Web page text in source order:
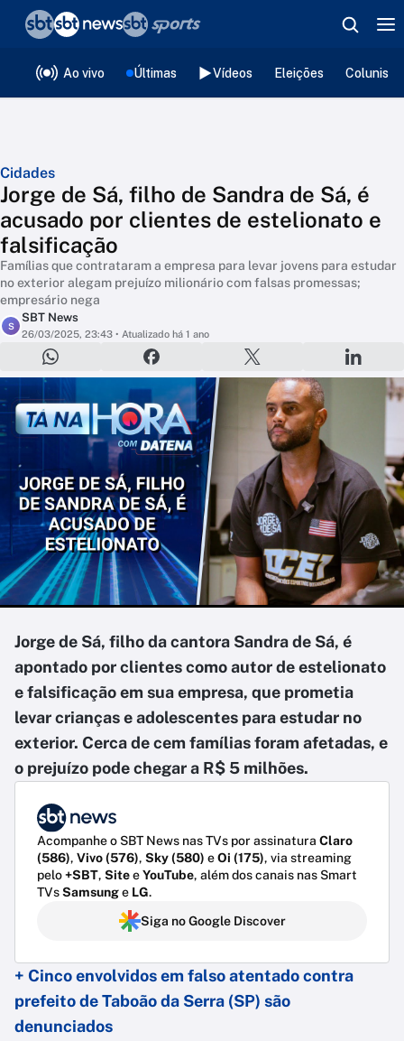
Ao vivo Últimas Vídeos Eleições
Cidades
Jorge de Sá, filho de Sandra de Sá, é
acusado por clientes de estelionato e
falsificação
Famílias que contrataram a empresa para levar jovens para estudar
no exterior alegam prejuízo milionário com falsas promessas;
empresário nega
S
SBT News
26/03/2025, 23:43 • Atualizado há 1 ano
Jorge de Sá, filho da cantora Sandra de Sá, é
apontado por clientes como autor de estelionato
e falsificação em sua empresa, que prometia
levar crianças e adolescentes para estudar no
exterior. Cerca de cem famílias foram afetadas, e
o prejuízo pode chegar a R$ 5 milhões.
Acompanhe o SBT News nas TVs por assinatura Claro
(586), Vivo (576), Sky (580) eOi (175), via streaming
pelo+SBT, SiteeYouTube, além dos canais nas Smart
TVsSamsunge LG.
Siga no Google Discover
+ Cinco envolvidos em falso atentado contra
prefeito de Taboão da Serra (SP) são
denunciados
❮voltar
Editorias